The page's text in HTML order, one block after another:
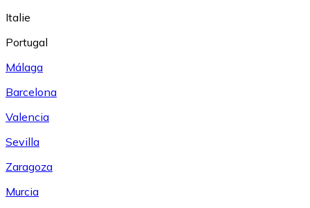
Italie
Portugal
Málaga
Barcelona
Valencia
Sevilla
Zaragoza
Murcia